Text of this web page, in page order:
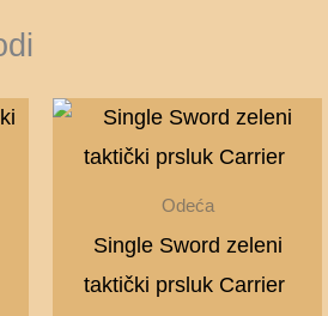
Odeća
Single Sword zeleni
taktički prsluk Carrier